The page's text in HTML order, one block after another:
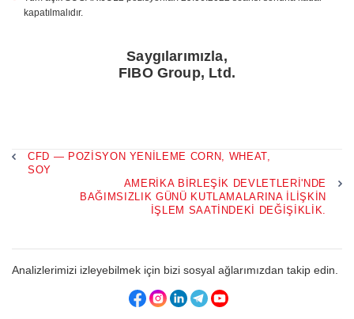
kapatılmalıdır.
Saygılarımızla,
FIBO Group, Ltd.
CFD — POZISYON YENILEME CORN, WHEAT,
SOY
AMERIKA BIRLEŞIK DEVLETLERI'NDE
BAĞIMSIZLIK GÜNÜ KUTLAMALARINA ILIŞKIN
IŞLEM SAATINDEKI DEĞIŞIKLIK.
Analizlerimizi izleyebilmek için bizi sosyal ağlarımızdan takip edin.